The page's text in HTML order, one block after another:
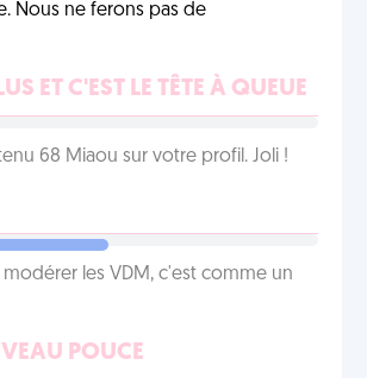
Nous ne ferons pas de
ET C'EST LE TÊTE À QUEUE
68 Miaou sur votre profil. Joli !
modérer les VDM, c'est comme un
POUCE